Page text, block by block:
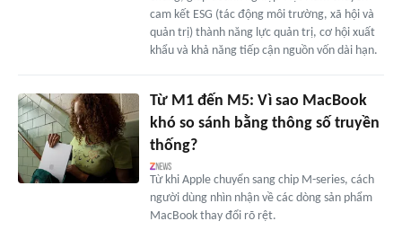
cam kết ESG (tác động môi trường, xã hội và
quản trị) thành năng lực quản trị, cơ hội xuất
khẩu và khả năng tiếp cận nguồn vốn dài hạn.
Từ M1 đến M5: Vì sao MacBook
khó so sánh bằng thông số truyền
thống?
Từ khi Apple chuyển sang chip M-series, cách
người dùng nhìn nhận về các dòng sản phẩm
MacBook thay đổi rõ rệt.